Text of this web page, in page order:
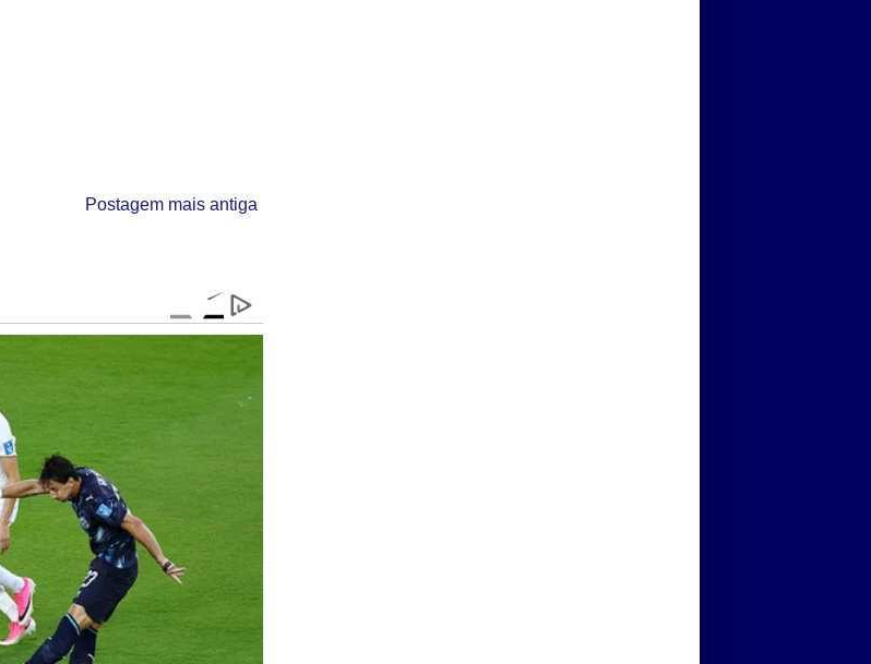
Postagem mais antiga